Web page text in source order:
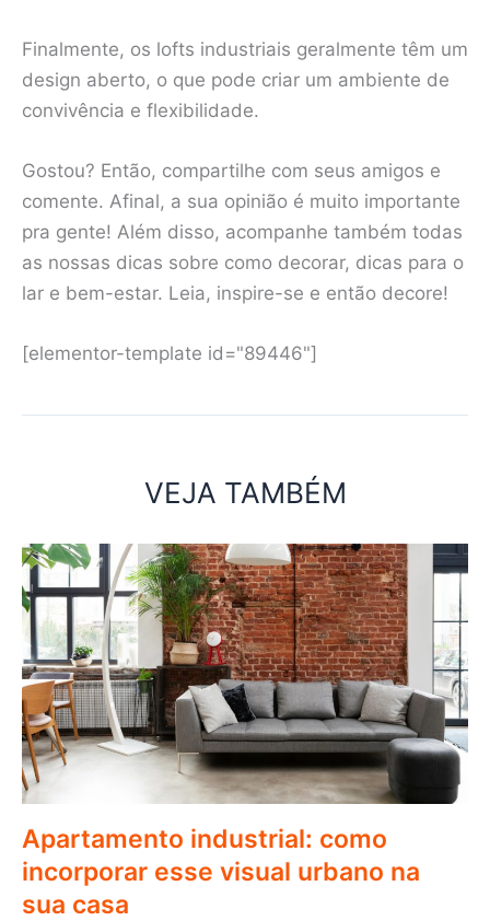
Finalmente, os lofts industriais geralmente têm um
design aberto, o que pode criar um ambiente de
convivência e flexibilidade.
Gostou? Então, compartilhe com seus amigos e
comente. Afinal, a sua opinião é muito importante
pra gente! Além disso, acompanhe também todas
as nossas dicas sobre como decorar, dicas para o
lar e bem-estar. Leia, inspire-se e então decore!
[elementor-template id="89446"]
VEJA TAMBÉM
Apartamento industrial: como
incorporar esse visual urbano na
sua casa